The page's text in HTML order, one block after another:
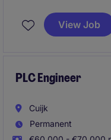
groeiende
aanspreekpunt bent
View Job
PLC Engineer
Cuijk
Permanent